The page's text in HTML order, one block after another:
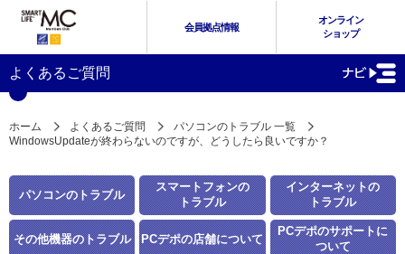
会員拠点情報
オンライン
ショップ
よくあるご質問
ホーム よくあるご質問
パソコンのトラブル 一覧
WindowsUpdateが終わらないのですが、どうしたら良いですか？
パソコンのトラブル
スマートフォンの
トラブル
インターネットの
トラブル
その他機器のトラブル PCデポの店舗について
PCデポのサポートに
ついて